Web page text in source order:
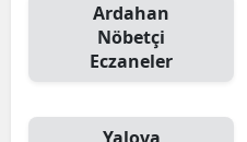
Ardahan
Nöbetçi
Eczaneler